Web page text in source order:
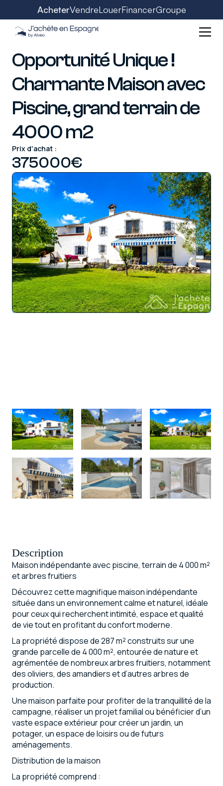
AcheterVendreLouerFinancerGroupe
Opportunité Unique !
Charmante Maison avec
Piscine, grand terrain de
4000 m2
Prix d'achat :
375000€
Description
Maison indépendante avec piscine, terrain de 4 000 m²
et arbres fruitiers
Découvrez cette magnifique maison indépendante
située dans un environnement calme et naturel, idéale
pour ceux qui recherchent intimité, espace et qualité
de vie tout en profitant du confort moderne.
La propriété dispose de 287 m² construits sur une
grande parcelle de 4 000 m², entourée de nature et
agrémentée de nombreux arbres fruitiers, notamment
des oliviers, des amandiers et d’autres arbres de
production.
Une maison parfaite pour profiter de la tranquillité de la
campagne, réaliser un projet familial ou bénéficier d’un
vaste espace extérieur pour créer un jardin, un
potager, un espace de loisirs ou de futurs
aménagements.
Distribution de la maison
La propriété comprend :